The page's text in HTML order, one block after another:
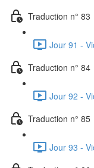
Traduction n° 83
Jour 91 -
Traduction n° 84
Jour 92 -
Traduction n° 85
Jour 93 -